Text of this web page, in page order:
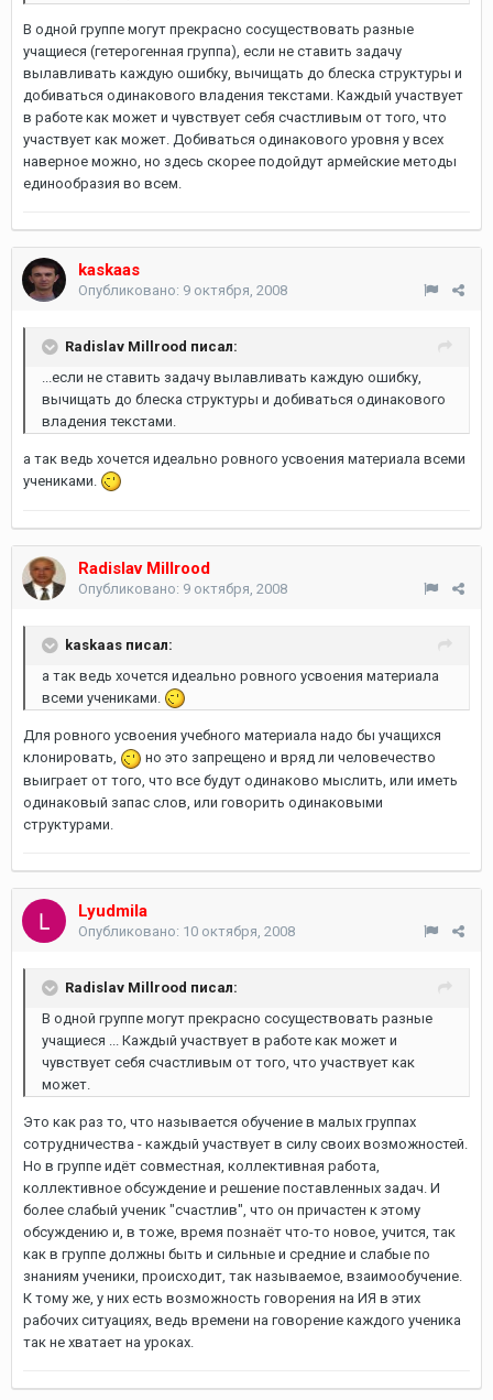
В одной группе могут прекрасно сосуществовать разные
учащиеся (гетерогенная группа), если не ставить задачу
вылавливать каждую ошибку, вычищать до блеска структуры и
добиваться одинакового владения текстами. Каждый участвует
в работе как может и чувствует себя счастливым от того, что
участвует как может. Добиваться одинакового уровня у всех
наверное можно, но здесь скорее подойдут армейские методы
единообразия во всем.
kaskaas
Опубликовано: 9 октября, 2008
Radislav Millrood писал:
...если не ставить задачу вылавливать каждую ошибку,
вычищать до блеска структуры и добиваться одинакового
владения текстами.
а так ведь хочется идеально ровного усвоения материала всеми
учениками.
Radislav Millrood
Опубликовано: 9 октября, 2008
kaskaas писал:
а так ведь хочется идеально ровного усвоения материала
всеми учениками.
Для ровного усвоения учебного материала надо бы учащихся
клонировать,
но это запрещено и вряд ли человечество
выиграет от того, что все будут одинаково мыслить, или иметь
одинаковый запас слов, или говорить одинаковыми
структурами.
Lyudmila
Опубликовано: 10 октября, 2008
Radislav Millrood писал:
В одной группе могут прекрасно сосуществовать разные
учащиеся ... Каждый участвует в работе как может и
чувствует себя счастливым от того, что участвует как
может.
Это как раз то, что называется обучение в малых группах
сотрудничества - каждый участвует в силу своих возможностей.
Но в группе идёт совместная, коллективная работа,
коллективное обсуждение и решение поставленных задач. И
более слабый ученик "счастлив", что он причастен к этому
обсуждению и, в тоже, время познаёт что-то новое, учится, так
как в группе должны быть и сильные и средние и слабые по
знаниям ученики, происходит, так называемое, взаимообучение.
К тому же, у них есть возможность говорения на ИЯ в этих
рабочих ситуациях, ведь времени на говорение каждого ученика
так не хватает на уроках.